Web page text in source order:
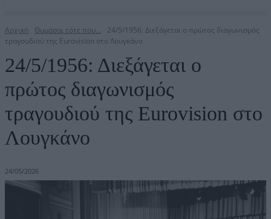
Αρχική Θυμάσαι τότε που…
24/5/1956: Διεξάγεται ο πρώτος διαγωνισμός
τραγουδιού της Eurovision στο Λουγκάνο
24/5/1956: Διεξάγεται ο
πρώτος διαγωνισμός
τραγουδιού της Eurovision στο
Λουγκάνο
24/05/2026